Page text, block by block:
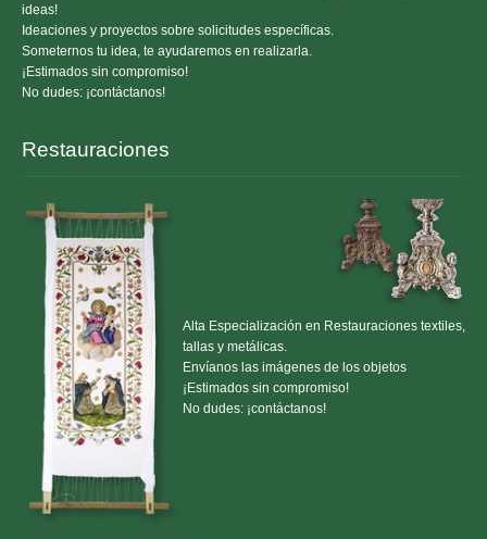
ideas!
Ideaciones y proyectos sobre solicitudes específicas.
Someternos tu idea, te ayudaremos en realizarla.
¡Estimados sin compromiso!
No dudes: ¡contáctanos!
Restauraciones
Alta Especialización en Restauraciones textiles,
tallas y metálicas.
Envíanos las imágenes de los objetos
¡Estimados sin compromiso!
No dudes: ¡contáctanos!